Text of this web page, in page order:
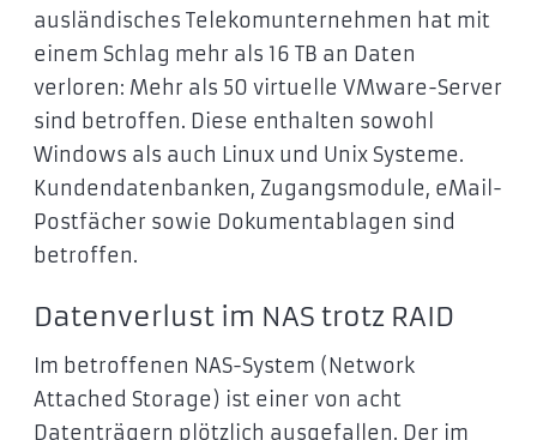
ausländisches Telekomunternehmen hat mit
einem Schlag mehr als 16 TB an Daten
verloren: Mehr als 50 virtuelle VMware-Server
sind betroffen. Diese enthalten sowohl
Windows als auch Linux und Unix Systeme.
Kundendatenbanken, Zugangsmodule, eMail-
Postfächer sowie Dokumentablagen sind
betroffen.
Datenverlust im NAS trotz RAID
Im betroffenen NAS-System (Network
Attached Storage) ist einer von acht
Datenträgern plötzlich ausgefallen. Der im